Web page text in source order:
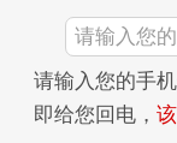
请输入您的手
即给您回电，